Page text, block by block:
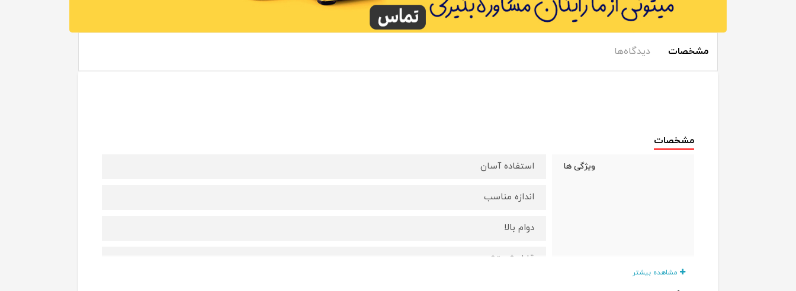
مشخصات دیدگاه‌ها
مشخصات
ویژگی ها استفاده آسان
اندازه مناسب
دوام بالا
قابل شستشو
مشاهده بیشتر